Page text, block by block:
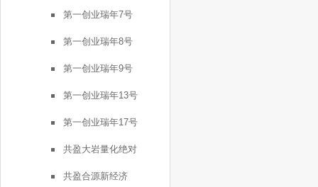
第一创业瑞年7号
第一创业瑞年8号
第一创业瑞年9号
第一创业瑞年13号
第一创业瑞年17号
共盈大岩量化绝对
共盈合源新经济